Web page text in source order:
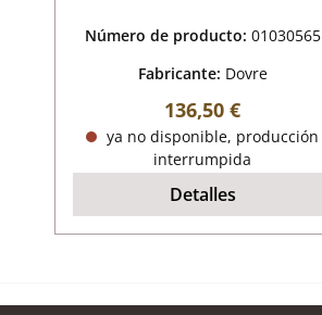
Número de producto: 01030565
Fabricante: Dovre
Precio normal:
136,50 €
ya no disponible, producción
interrumpida
Detalles